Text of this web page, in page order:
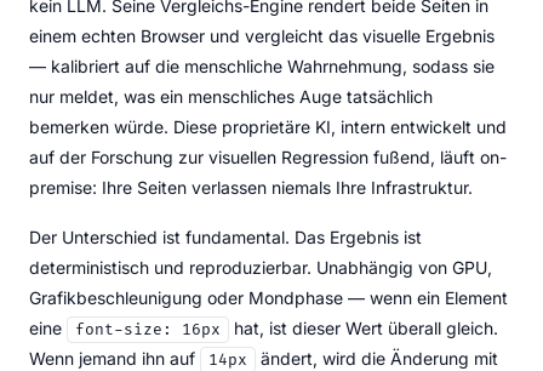
kein LLM. Seine Vergleichs-Engine rendert beide Seiten in
einem echten Browser und vergleicht das visuelle Ergebnis
— kalibriert auf die menschliche Wahrnehmung, sodass sie
nur meldet, was ein menschliches Auge tatsächlich
bemerken würde. Diese proprietäre KI, intern entwickelt und
auf der Forschung zur visuellen Regression fußend, läuft on-
premise: Ihre Seiten verlassen niemals Ihre Infrastruktur.
Der Unterschied ist fundamental. Das Ergebnis ist
deterministisch und reproduzierbar. Unabhängig von GPU,
Grafikbeschleunigung oder Mondphase — wenn ein Element
eine
font-size: 16px
hat, ist dieser Wert überall gleich.
Wenn jemand ihn auf
14px
ändert, wird die Änderung mit